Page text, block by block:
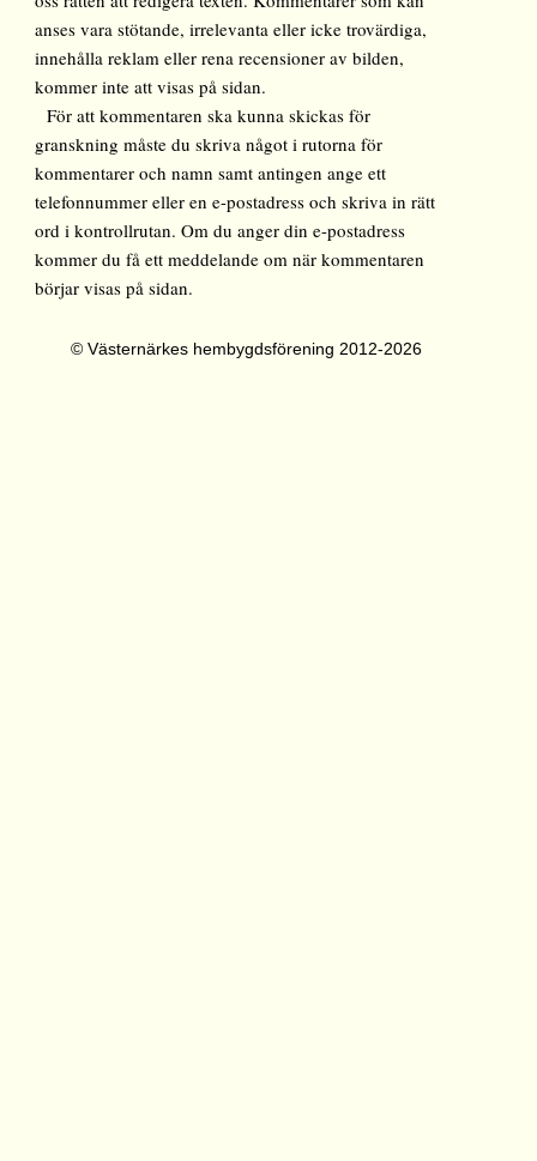
anses vara stötande, irrelevanta eller icke trovärdiga,
innehålla reklam eller rena recensioner av bilden,
kommer inte att visas på sidan.
För att kommentaren ska kunna skickas för
granskning måste du skriva något i rutorna för
kommentarer och namn samt antingen ange ett
telefonnummer eller en e-postadress och skriva in rätt
ord i kontrollrutan. Om du anger din e-postadress
kommer du få ett meddelande om när kommentaren
börjar visas på sidan.
© Västernärkes hembygdsförening 2012-2026